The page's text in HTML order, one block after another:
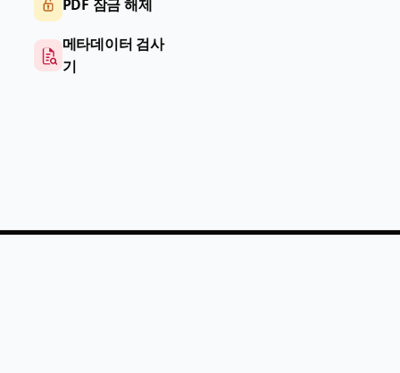
PDF 잠금 해제
메타데이터 검사
기